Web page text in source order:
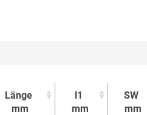
Länge
mm
l1
mm
SW
mm